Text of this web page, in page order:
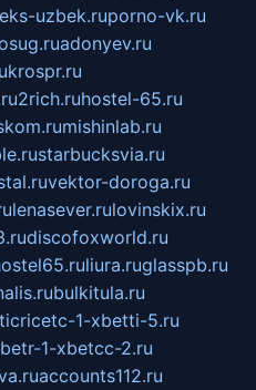
uzbek.ruporno-vk.ru
adonyev.ru
krospr.ru
2rich.ruhostel-65.ru
mishinlab.ru
starbucksvia.ru
vektor-doroga.ru
lenasever.rulovinskix.ru
discofoxworld.ru
liura.ruglasspb.ru
bulkitula.ru
1-xbetti-5.ru
1-xbetcc-2.ru
accounts112.ru